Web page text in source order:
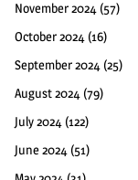
November 2024 (57)
October 2024 (16)
September 2024 (25)
August 2024 (79)
July 2024 (122)
June 2024 (51)